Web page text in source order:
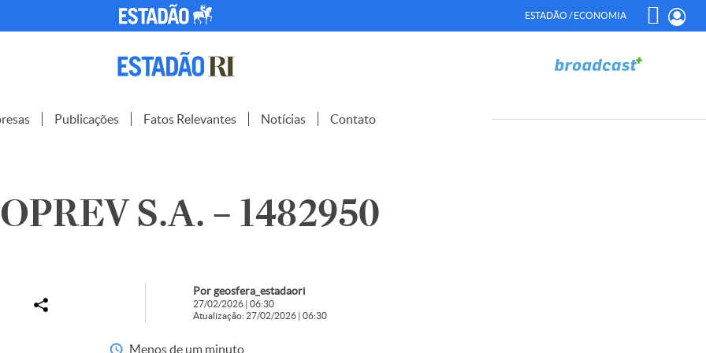
ESTADÃO / ECONOMIA
Publicações Fatos Relevantes Notícias Contato
S.A. – 1482950
Por geosfera_estadaori
27/02/2026 | 06:30
Atualização: 27/02/2026 | 06:30
Menos de um minuto